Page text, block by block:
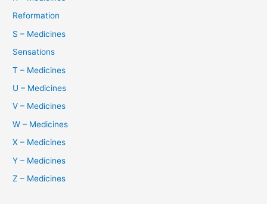
Reformation
S – Medicines
Sensations
T – Medicines
U – Medicines
V – Medicines
W – Medicines
X – Medicines
Y – Medicines
Z – Medicines